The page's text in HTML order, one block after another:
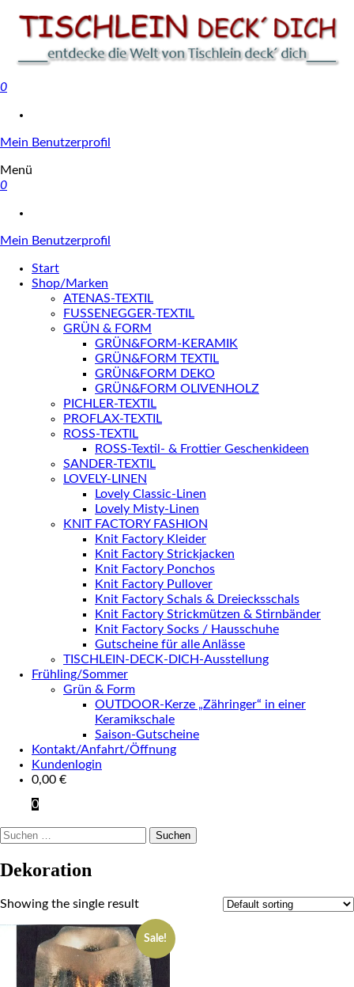
0
Mein Benutzerprofil
Menü
0
Mein Benutzerprofil
Start
Shop/Marken
ATENAS-TEXTIL
FUSSENEGGER-TEXTIL
GRÜN & FORM
GRÜN&FORM-KERAMIK
GRÜN&FORM TEXTIL
GRÜN&FORM DEKO
GRÜN&FORM OLIVENHOLZ
PICHLER-TEXTIL
PROFLAX-TEXTIL
ROSS-TEXTIL
ROSS-Textil- & Frottier Geschenkideen
SANDER-TEXTIL
LOVELY-LINEN
Lovely Classic-Linen
Lovely Misty-Linen
KNIT FACTORY FASHION
Knit Factory Kleider
Knit Factory Strickjacken
Knit Factory Ponchos
Knit Factory Pullover
Knit Factory Schals & Dreiecksschals
Knit Factory Strickmützen & Stirnbänder
Knit Factory Socks / Hausschuhe
Gutscheine für alle Anlässe
TISCHLEIN-DECK-DICH-Ausstellung
Frühling/Sommer
Grün & Form
OUTDOOR-Kerze „Zähringer“ in einer
Keramikschale
Saison-Gutscheine
Kontakt/Anfahrt/Öffnung
Kundenlogin
0,00 €
0
Suchen
Dekoration
Showing the single result
Sale!